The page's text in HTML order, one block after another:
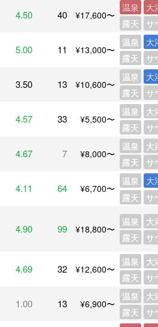
4.50 40 ¥17,600〜
温泉
大
露天
サ
5.00 11 ¥13,000〜
温泉
大
露天
サ
3.50 13 ¥10,600〜
温泉
大
露天
サ
4.57 33 ¥5,500〜
温泉
大
露天
サ
4.67 7 ¥8,000〜
温泉
大
露天
サ
4.11 64 ¥6,700〜
温泉
大
露天
サ
4.90 99 ¥18,800〜
温泉
大
露天
サ
4.69 32 ¥12,600〜
温泉
大
露天
サ
1.00 13 ¥6,900〜
温泉
大
露天
サ